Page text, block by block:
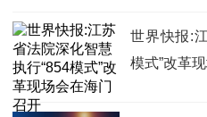
世界快报:
模式”改革